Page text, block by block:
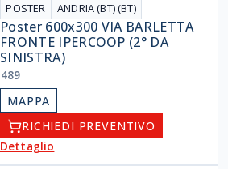
POSTER ANDRIA (BT) (BT)
Poster 600x300 VIA BARLETTA
FRONTE IPERCOOP (2° DA
SINISTRA)
489
MAPPA
RICHIEDI PREVENTIVO
Dettaglio